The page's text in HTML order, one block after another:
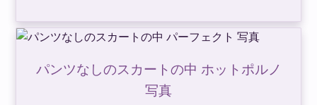
パンツなしのスカートの中 ホットポルノ
写真